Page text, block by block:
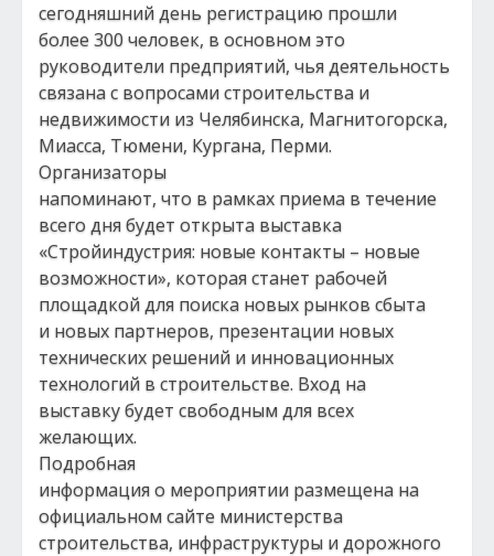
сегодняшний день регистрацию прошли
более 300 человек, в основном это
руководители предприятий, чья деятельность
связана с вопросами строительства и
недвижимости из Челябинска, Магнитогорска,
Миасса, Тюмени, Кургана, Перми.
Организаторы
напоминают, что в рамках приема в течение
всего дня будет открыта выставка
«Стройиндустрия: новые контакты – новые
возможности», которая станет рабочей
площадкой для поиска новых рынков сбыта
и новых партнеров, презентации новых
технических решений и инновационных
технологий в строительстве. Вход на
выставку будет свободным для всех
желающих.
Подробная
информация о мероприятии размещена на
официальном сайте министерства
строительства, инфраструктуры и дорожного